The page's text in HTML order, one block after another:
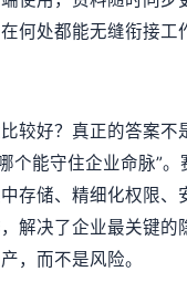
何处都能无缝衔接工
较好？真正的答案不
个能守住企业命脉”。
存储、精细化权限、
解决了企业最关键的
，而不是风险。